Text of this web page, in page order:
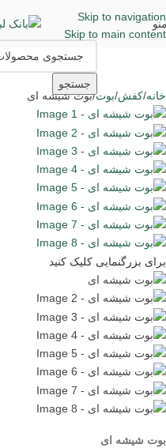
Skip to navigation
Skip to main content
جستجو
خانه کفش بوت بوت شیشه ای
برای بزرگنمایی کلیک کنید
بوت شیشه ای